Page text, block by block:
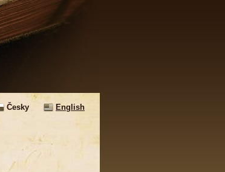
Česky
English